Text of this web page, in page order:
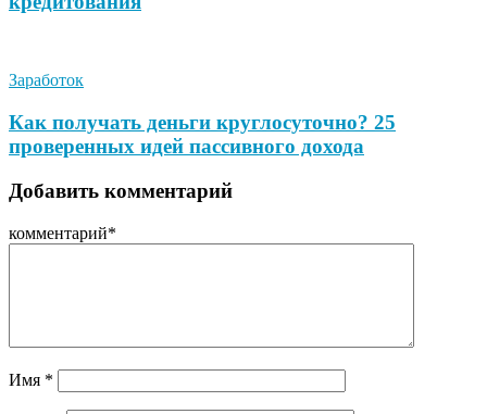
Заработок
Как получать деньги круглосуточно? 25
проверенных идей пассивного дохода
Добавить комментарий
комментарий*
Имя *